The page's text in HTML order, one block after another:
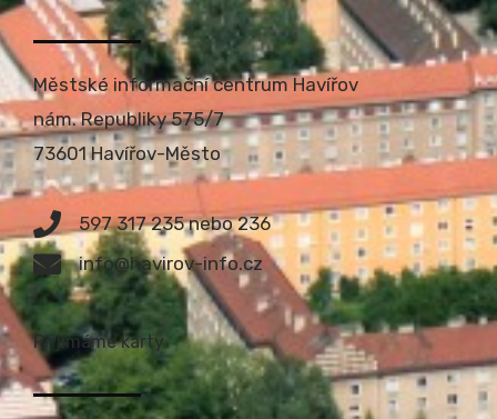
Městské informační centrum Havířov
nám. Republiky 575/7
73601 Havířov-Město
597 317 235 nebo 236
info@havirov-info.cz
Přijímáme karty